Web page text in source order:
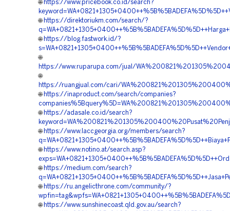
🌐 https://www.pricebook.co.id/search?
🌐 https://direktoriukm.com/search/?
🌐 https://blog.fastwork.id/?
🌐
https://www.ruparupa.com/jual/
🌐
https://ruangjual.com/cari/
🌐 https://inaproduct.com/search/companies?
🌐 https://adasale.co.id/search?
🌐 https://www.laccgeorgia.org/members/search?
🌐 https://www.notino.at/search.asp?
🌐 https://medium.com/search?
🌐 https://ru.angelicthrone.com/community/?
🌐 https://www.sunshinecoast.qld.gov.au/search?